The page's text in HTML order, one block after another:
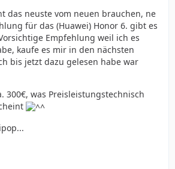
das neuste vom neuen brauchen, ne
für das (Huawei) Honor 6. gibt es
Empfehlung weil ich es
kaufe es mir in den nächsten
bis jetzt dazu gelesen habe war
300€, was Preisleistungstechnisch